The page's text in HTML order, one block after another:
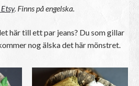
. Finns på engelska.
här till ett par jeans? Du som gillar
nog älska det här mönstret.